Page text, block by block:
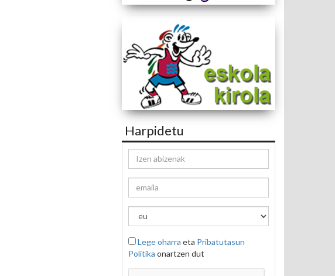
Harpidetu
Lege oharra eta Pribatutasun
Politika onartzen dut